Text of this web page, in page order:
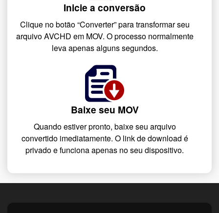
Inicie a conversão
Clique no botão “Converter” para transformar seu
arquivo AVCHD em MOV. O processo normalmente
leva apenas alguns segundos.
Baixe seu MOV
Quando estiver pronto, baixe seu arquivo
convertido imediatamente. O link de download é
privado e funciona apenas no seu dispositivo.